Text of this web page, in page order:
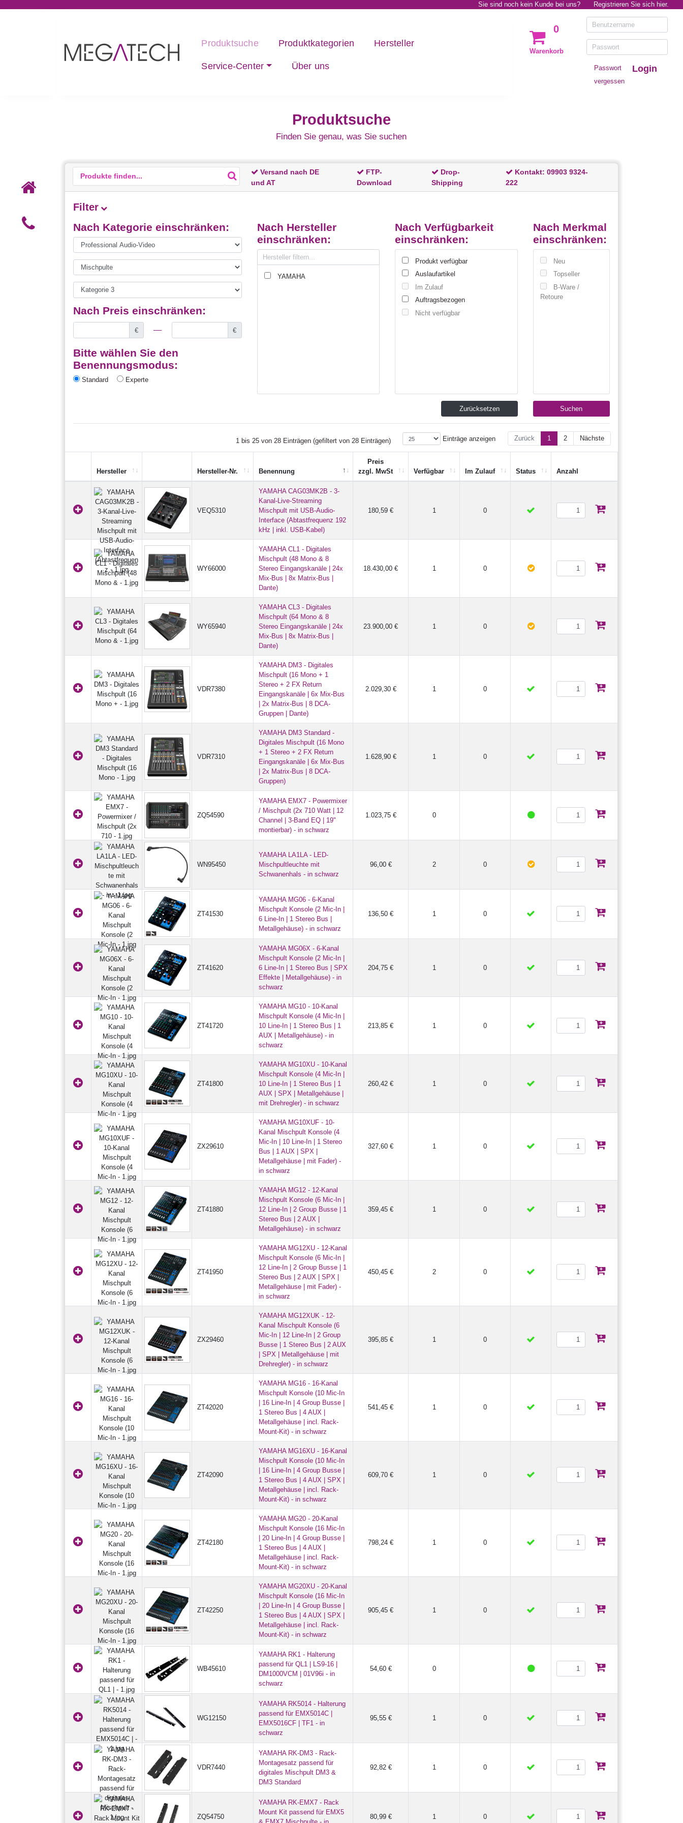
Sie sind noch kein Kunde bei uns? Registrieren Sie sich hier.
Produktsuche Produktkategorien Hersteller
Service-Center Über uns
0
Warenkorb
Passwort
vergessen
Login
Produktsuche
Finden Sie genau, was Sie suchen
Versand nach DE
und AT
FTP-
Download
Drop-
Shipping
Kontakt:09903 9324-
222
Filter
Nach Kategorie einschränken:
Nach Preis einschränken:
€ €
Bitte wählen Sie den
Benennungsmodus:
Standard Experte
Nach Hersteller
einschränken:
YAMAHA
Nach Verfügbarkeit
einschränken:
Produkt verfügbar
Auslaufartikel
Im Zulauf
Auftragsbezogen
Nicht verfügbar
Nach Merkmal
einschränken:
Neu
Topseller
B-Ware /
Retoure
Zurücksetzen Suchen
Zurück 1 2 Nächste
Einträge anzeigen
1 bis 25 von 28 Einträgen (gefiltert von 28 Einträgen)
Hersteller Hersteller-Nr. Benennung
Preis
zzgl. MwSt
Verfügbar Im Zulauf Status Anzahl
VEQ5310
YAMAHA CAG03MK2B - 3-
Kanal-Live-Streaming
Mischpult mit USB-Audio-
Interface (Abtastfrequenz 192
kHz | inkl. USB-Kabel)
180,59 € 1 0
WY66000
YAMAHA CL1 - Digitales
Mischpult (48 Mono & 8
Stereo Eingangskanäle | 24x
Mix-Bus | 8x Matrix-Bus |
Dante)
18.430,00 € 1 0
WY65940
YAMAHA CL3 - Digitales
Mischpult (64 Mono & 8
Stereo Eingangskanäle | 24x
Mix-Bus | 8x Matrix-Bus |
Dante)
23.900,00 € 1 0
VDR7380
YAMAHA DM3 - Digitales
Mischpult (16 Mono + 1
Stereo + 2 FX Return
Eingangskanäle | 6x Mix-Bus
| 2x Matrix-Bus | 8 DCA-
Gruppen | Dante)
2.029,30 € 1 0
VDR7310
YAMAHA DM3 Standard -
Digitales Mischpult (16 Mono
+ 1 Stereo + 2 FX Return
Eingangskanäle | 6x Mix-Bus
| 2x Matrix-Bus | 8 DCA-
Gruppen)
1.628,90 € 1 0
ZQ54590
YAMAHA EMX7 - Powermixer
/ Mischpult (2x 710 Watt | 12
Channel | 3-Band EQ | 19"
montierbar) - in schwarz
1.023,75 € 0
WN95450
YAMAHA LA1LA - LED-
Mischpultleuchte mit
Schwanenhals - in schwarz
96,00 € 2 0
ZT41530
YAMAHA MG06 - 6-Kanal
Mischpult Konsole (2 Mic-In |
6 Line-In | 1 Stereo Bus |
Metallgehäuse) - in schwarz
136,50 € 1 0
ZT41620
YAMAHA MG06X - 6-Kanal
Mischpult Konsole (2 Mic-In |
6 Line-In | 1 Stereo Bus | SPX
Effekte | Metallgehäuse) - in
schwarz
204,75 € 1 0
ZT41720
YAMAHA MG10 - 10-Kanal
Mischpult Konsole (4 Mic-In |
10 Line-In | 1 Stereo Bus | 1
AUX | Metallgehäuse) - in
schwarz
213,85 € 1 0
ZT41800
YAMAHA MG10XU - 10-Kanal
Mischpult Konsole (4 Mic-In |
10 Line-In | 1 Stereo Bus | 1
AUX | SPX | Metallgehäuse |
mit Drehregler) - in schwarz
260,42 € 1 0
ZX29610
YAMAHA MG10XUF - 10-
Kanal Mischpult Konsole (4
Mic-In | 10 Line-In | 1 Stereo
Bus | 1 AUX | SPX |
Metallgehäuse | mit Fader) -
in schwarz
327,60 € 1 0
ZT41880
YAMAHA MG12 - 12-Kanal
Mischpult Konsole (6 Mic-In |
12 Line-In | 2 Group Busse | 1
Stereo Bus | 2 AUX |
Metallgehäuse) - in schwarz
359,45 € 1 0
ZT41950
YAMAHA MG12XU - 12-Kanal
Mischpult Konsole (6 Mic-In |
12 Line-In | 2 Group Busse | 1
Stereo Bus | 2 AUX | SPX |
Metallgehäuse | mit Fader) -
in schwarz
450,45 € 2 0
ZX29460
YAMAHA MG12XUK - 12-
Kanal Mischpult Konsole (6
Mic-In | 12 Line-In | 2 Group
Busse | 1 Stereo Bus | 2 AUX
| SPX | Metallgehäuse | mit
Drehregler) - in schwarz
395,85 € 1 0
ZT42020
YAMAHA MG16 - 16-Kanal
Mischpult Konsole (10 Mic-In
| 16 Line-In | 4 Group Busse |
1 Stereo Bus | 4 AUX |
Metallgehäuse | incl. Rack-
Mount-Kit) - in schwarz
541,45 € 1 0
ZT42090
YAMAHA MG16XU - 16-Kanal
Mischpult Konsole (10 Mic-In
| 16 Line-In | 4 Group Busse |
1 Stereo Bus | 4 AUX | SPX |
Metallgehäuse | incl. Rack-
Mount-Kit) - in schwarz
609,70 € 1 0
ZT42180
YAMAHA MG20 - 20-Kanal
Mischpult Konsole (16 Mic-In
| 20 Line-In | 4 Group Busse |
1 Stereo Bus | 4 AUX |
Metallgehäuse | incl. Rack-
Mount-Kit) - in schwarz
798,24 € 1 0
ZT42250
YAMAHA MG20XU - 20-Kanal
Mischpult Konsole (16 Mic-In
| 20 Line-In | 4 Group Busse |
1 Stereo Bus | 4 AUX | SPX |
Metallgehäuse | incl. Rack-
Mount-Kit) - in schwarz
905,45 € 1 0
WB45610
YAMAHA RK1 - Halterung
passend für QL1 | LS9-16 |
DM1000VCM | 01V96i - in
schwarz
54,60 € 0
WG12150
YAMAHA RK5014 - Halterung
passend für EMX5014C |
EMX5016CF | TF1 - in
schwarz
95,55 € 1 0
VDR7440
YAMAHA RK-DM3 - Rack-
Montagesatz passend für
digitales Mischpult DM3 &
DM3 Standard
92,82 € 1 0
ZQ54750
YAMAHA RK-EMX7 - Rack
Mount Kit passend für EMX5
80,99 € 1 0